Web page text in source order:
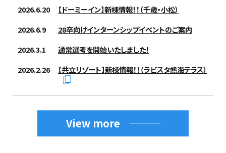
2026.6.20
【ドーミーイン】新棟情報！！（千歳・小松）
2026.6.9
28卒向けインターンシップイベントのご案内
2026.3.1
通常選考を開始いたしました！
2026.2.26
【共立リゾート】新棟情報！！（ラビスタ熱海テラス）
View more